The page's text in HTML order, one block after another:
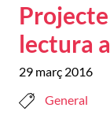
lectura
29 març 2016
General